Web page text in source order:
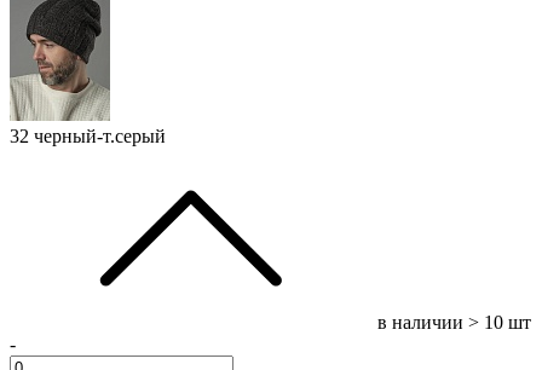
32 черный-т.серый
в наличии > 10 шт
-